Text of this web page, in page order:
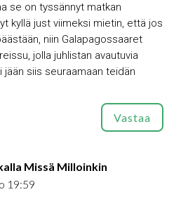
se on tyssännyt matkan
kyllä just viimeksi mietin, että jos
niin Galapagossaaret
jolla juhlistan avautuvia
jään siis seuraamaan teidän
Vastaa
Missä Milloinkin
19:59